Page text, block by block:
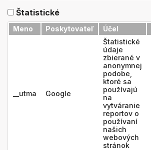
Štatistické
Meno Poskytovateľ Účel
__utma Google
Štatistické
údaje
zbierané v
anonymnej
podobe,
ktoré sa
používajú
na
vytváranie
reportov o
používaní
našich
webových
stránok